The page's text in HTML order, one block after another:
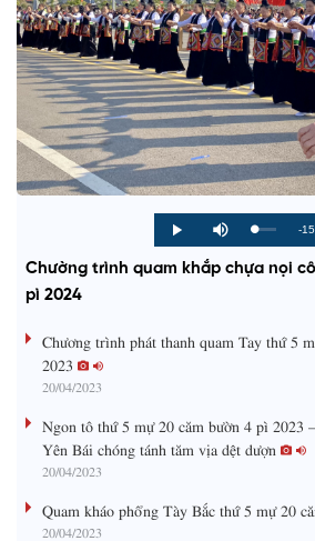
P
l
M
u
e
L
d
e
P
r
g
%
R
e
i
-
Chường trình quam khắp chựa nọi
pì 2024
Chương trình phát thanh quam Tay thứ 5
2023
20/04/2023
Ngon tô thứ 5 mự 20 căm bườn 4 pì 2023
Yên Bái chóng tánh tăm vịa dệt dượn
20/04/2023
Quam kháo phổng Tày Bắc thứ 5 mự 20
20/04/2023